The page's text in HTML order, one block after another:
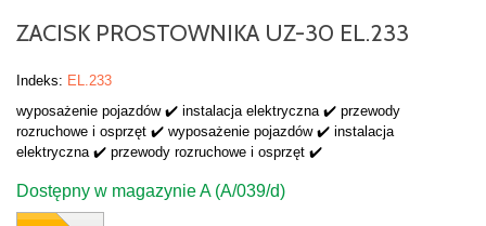
ZACISK PROSTOWNIKA UZ-30 EL.233
Indeks: EL.233
wyposażenie pojazdów ✔️ instalacja elektryczna ✔️ przewody
rozruchowe i osprzęt ✔️ wyposażenie pojazdów ✔️ instalacja
elektryczna ✔️ przewody rozruchowe i osprzęt ✔️
Dostępny w magazynie A (A/039/d)